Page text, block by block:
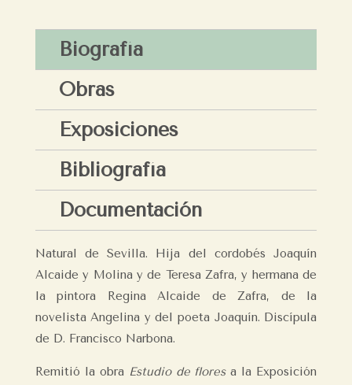
Biografía
Obras
Exposiciones
Bibliografía
Documentación
Natural de Sevilla. Hija del cordobés Joaquín
Alcaide y Molina y de Teresa Zafra, y hermana de
la pintora Regina Alcaide de Zafra, de la
novelista Angelina y del poeta Joaquín. Discípula
de D. Francisco Narbona.
Remitió la obra Estudio de floresa la Exposición